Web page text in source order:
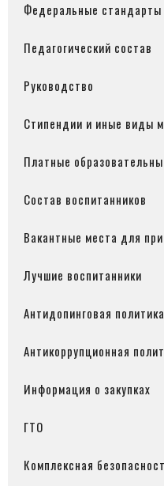
Федеральные стандарты
Педагогический состав
Руководство
Стипендии и иные виды
Платные
Состав воспитанников
Вакантные места для
Лучшие воспитанники
Антидопинговая политика
Антикоррупционная
Информация о закупках
ГТО
Комплексная